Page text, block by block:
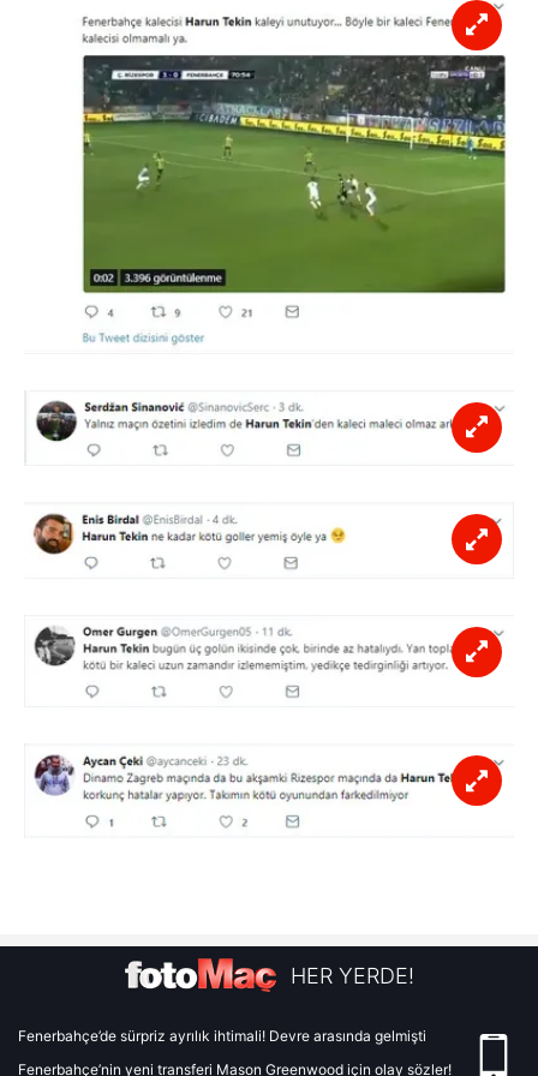
HER YERDE!
Fenerbahçe’de sürpriz ayrılık ihtimali! Devre arasında gelmişti
Fenerbahçe’nin yeni transferi Mason Greenwood için olay sözler!